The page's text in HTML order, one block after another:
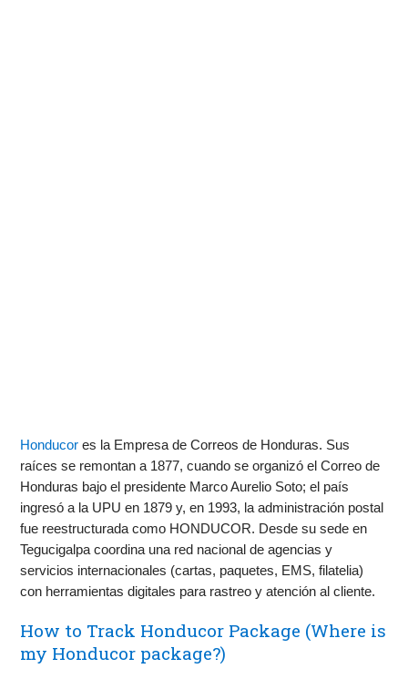
Honducor es la Empresa de Correos de Honduras. Sus
raíces se remontan a 1877, cuando se organizó el Correo de
Honduras bajo el presidente Marco Aurelio Soto; el país
ingresó a la UPU en 1879 y, en 1993, la administración postal
fue reestructurada como HONDUCOR. Desde su sede en
Tegucigalpa coordina una red nacional de agencias y
servicios internacionales (cartas, paquetes, EMS, filatelia)
con herramientas digitales para rastreo y atención al cliente.
How to Track Honducor Package (Where is
my Honducor package?)